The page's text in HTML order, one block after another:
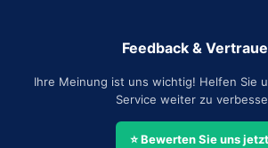
Feedback &
Ihre Meinung ist uns wichtig! Helfen Sie
Service weiter zu
⭐ Bewerten Sie uns jetzt